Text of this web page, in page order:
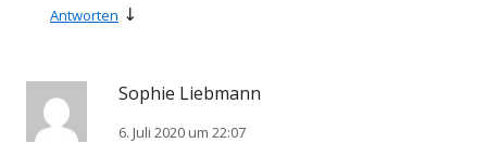
Antworten ↓
Sophie Liebmann
6. Juli 2020 um 22:07